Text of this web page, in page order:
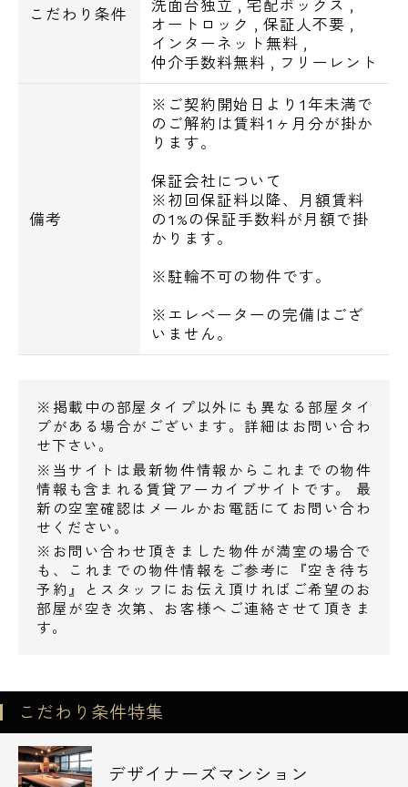
■シューズBOX
■光インターネット対応：使用料無料
※AsahiNet光が利用可能です。開通工事が必
【交通アクセス】
JR山手線『田町駅』より徒歩11分
都営浅草線・三田線『三田駅』より徒歩6分
スーパー
◆マルエツ芝二丁目店・・145m
コンビニ
◆セブンイレブン港区芝2丁目店・・97m
◆ローソン芝公園駅前店・・153m
◆ファミリーマート芝二丁目店・・157m
ドラッグストア
◆ココカラファイン芝浦店・・513m
◆芝その更科・・82m
◆ジョナサン芝公園店・・201m
◆タリーズコーヒーセレスティン芝三井ビル
ディング店・・218m
こだわり条件
洗面台独立 ,宅配ボックス ,
オートロック , 保証人不要 ,
インターネット無料 ,
仲介手数料無料 , フリーレント
備考
※ご契約開始日より1年未満で
のご解約は賃料1ヶ月分が掛か
ります。
保証会社について
※初回保証料以降、月額賃料
の1%の保証手数料が月額で掛
かります。
※駐輪不可の物件です。
※エレベーターの完備はござ
いません。
※掲載中の部屋タイプ以外にも異なる部屋タイ
プがある場合がございます。詳細はお問い合わ
せ下さい。
※当サイトは最新物件情報からこれまでの物件
情報も含まれる賃貸アーカイブサイトです。 最
新の空室確認はメールかお電話にてお問い合わ
せください。
※お問い合わせ頂きました物件が満室の場合で
も、これまでの物件情報をご参考に『空き待ち
予約』とスタッフにお伝え頂ければご希望のお
部屋が空き次第、お客様へご連絡させて頂きま
す。
こだわり条件特集
デザイナーズマンション
営業時間 10：00～18：00
メールでお問い合わせ
お問い合わせ